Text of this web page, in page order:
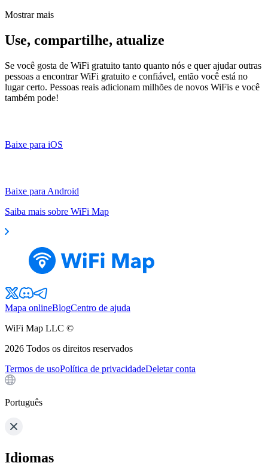
Mostrar mais
Use, compartilhe, atualize
Se você gosta de WiFi gratuito tanto quanto nós e quer ajudar outras
pessoas a encontrar WiFi gratuito e confiável, então você está no
lugar certo. Pessoas reais adicionam milhões de novos WiFis e você
também pode!
Baixe para iOS
Baixe para Android
Saiba mais sobre WiFi Map
Mapa onlineBlogCentro de ajuda
WiFi Map LLC ©
2026 Todos os direitos reservados
Termos de usoPolítica de privacidadeDeletar conta
Português
Idiomas